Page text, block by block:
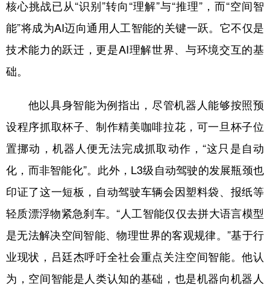
多语种频道
Deutsch Português
核心挑战已从“识别”转向“理解”与“推理”，而“空间智
能”将成为AI迈向通用人工智能的关键一跃。它不仅是
技术能力的跃迁，更是AI理解世界、与环境交互的基
础。
他以具身智能为例指出，尽管机器人能够按照预
设程序抓取杯子、制作精美咖啡拉花，可一旦杯子位
置挪动，机器人便无法完成抓取动作，“这只是自动
化，而非智能化”。此外，L3级自动驾驶的发展瓶颈也
印证了这一短板，自动驾驶车辆会因塑料袋、报纸等
轻质漂浮物紧急刹车。“人工智能仅仅去拼大语言模型
是无法解决空间智能、物理世界的客观规律。”基于行
业现状，吕廷杰呼吁全社会重点关注空间智能。他认
为，空间智能是人类认知的基础，也是机器向机器人